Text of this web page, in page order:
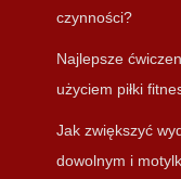
czynności?
Najlepsze
użyciem piłki
Jak zwiększyć
dowolnym i